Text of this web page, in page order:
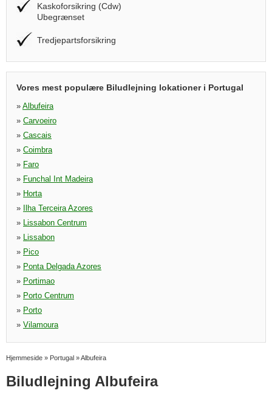
Kaskoforsikring (Cdw)
Ubegrænset
Tredjepartsforsikring
Vores mest populære Biludlejning lokationer i Portugal
» Albufeira
» Carvoeiro
» Cascais
» Coimbra
» Faro
» Funchal Int Madeira
» Horta
»
Ilha Terceira Azores
» Lissabon Centrum
» Lissabon
» Pico
» Ponta Delgada Azores
» Portimao
» Porto Centrum
» Porto
» Vilamoura
Hjemmeside » Portugal »Albufeira
Biludlejning Albufeira